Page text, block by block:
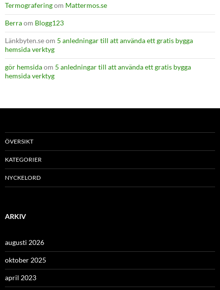
Termograferingom Mattermos.se
Berraom Blogg123
Länkbyten.seom 5 anledningar till att använda ett gratis bygga
hemsida verktyg
gör hemsidaom 5 anledningar till att använda ett gratis bygga
hemsida verktyg
ÖVERSIKT
KATEGORIER
NYCKELORD
ARKIV
augusti 2026
oktober 2025
april 2023